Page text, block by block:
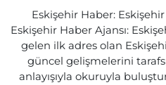
Eskişehir Haber:
Eskişehir Haber Ajansı:
gelen ilk adres olan
güncel gelişmelerini
anlayışıyla okuruyla